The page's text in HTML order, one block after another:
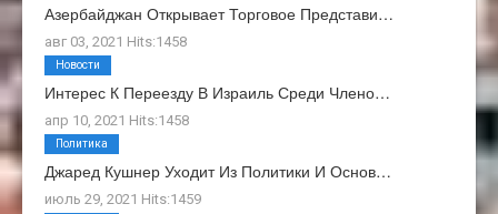
Азербайджан Открывает Торговое Представи…
авг 03, 2021 Hits:1458
Интерес К Переезду В Израиль Среди Члено…
апр 10, 2021 Hits:1458
Новости
Джаред Кушнер Уходит Из Политики И Основ…
июль 29, 2021 Hits:1459
Политика